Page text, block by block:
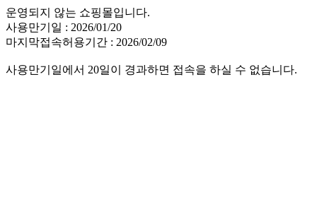
운영되지 않는 쇼핑몰입니다.
사용만기일 : 2026/01/20
마지막접속허용기간 : 2026/02/09
사용만기일에서 20일이 경과하면 접속을 하실 수 없습니다.